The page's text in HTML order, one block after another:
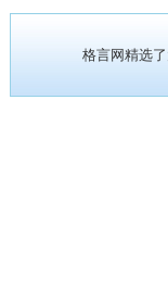
格言网精选